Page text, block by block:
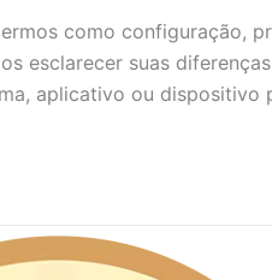
como configuração,
esclarecer suas
aplicativo ou dispositivo